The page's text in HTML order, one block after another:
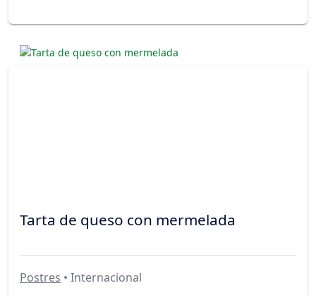
Tarta de queso con mermelada
Postres • Internacional